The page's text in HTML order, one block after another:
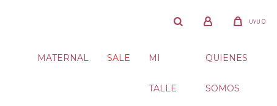
MATERNAL SALE MI
TALLE
QUIENES
SOMOS
UYU 0